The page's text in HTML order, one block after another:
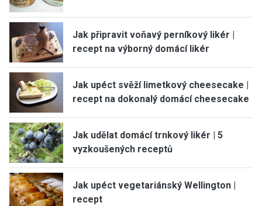
Jak připravit voňavý perníkový likér |
recept na výborný domácí likér
Jak upéct svěží limetkový cheesecake |
recept na dokonalý domácí cheesecake
Jak udělat domácí trnkový likér | 5
vyzkoušených receptů
Jak upéct vegetariánský Wellington |
recept